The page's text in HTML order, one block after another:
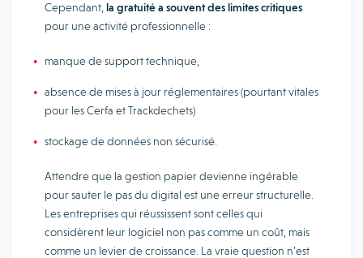
Cependant, la gratuité a souvent des limites critiques
pour une activité professionnelle :
manque de support technique,
absence de mises à jour réglementaires (pourtant vitales
pour les Cerfa et Trackdechets)
stockage de données non sécurisé.
Attendre que la gestion papier devienne ingérable
pour sauter le pas du digital est une erreur structurelle.
Les entreprises qui réussissent sont celles qui
considèrent leur logiciel non pas comme un coût, mais
comme un levier de croissance. La vraie question n’est